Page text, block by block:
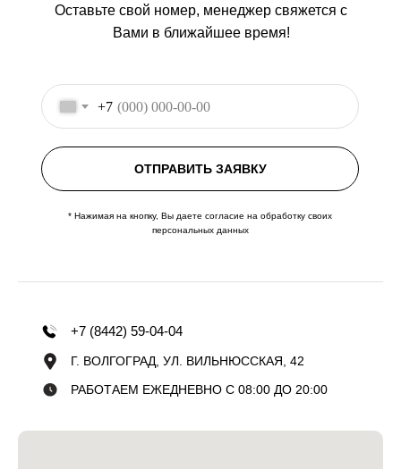
* Нажимая на кнопку, Вы даете согласие на обработку своих
персональных данных
Оставьте свой номер, менеджер свяжется с
Вами в ближайшее время!
+7
ОТПРАВИТЬ ЗАЯВКУ
Г. ВОЛГОГРАД, УЛ. ВИЛЬНЮССКАЯ, 42
РАБОТАЕМ ЕЖЕДНЕВНО С 08:00 ДО 20:00
+7 (8442) 59-04-04